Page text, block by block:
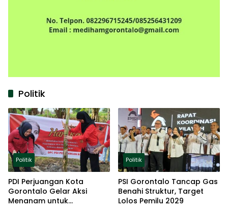
Politik
Politik
PDI Perjuangan Kota
Gorontalo Gelar Aksi
Menanam untuk
Politik
PSI Gorontalo Tancap Gas
Benahi Struktur, Target
Lolos Pemilu 2029